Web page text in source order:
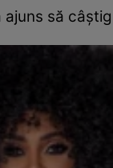
ajuns să